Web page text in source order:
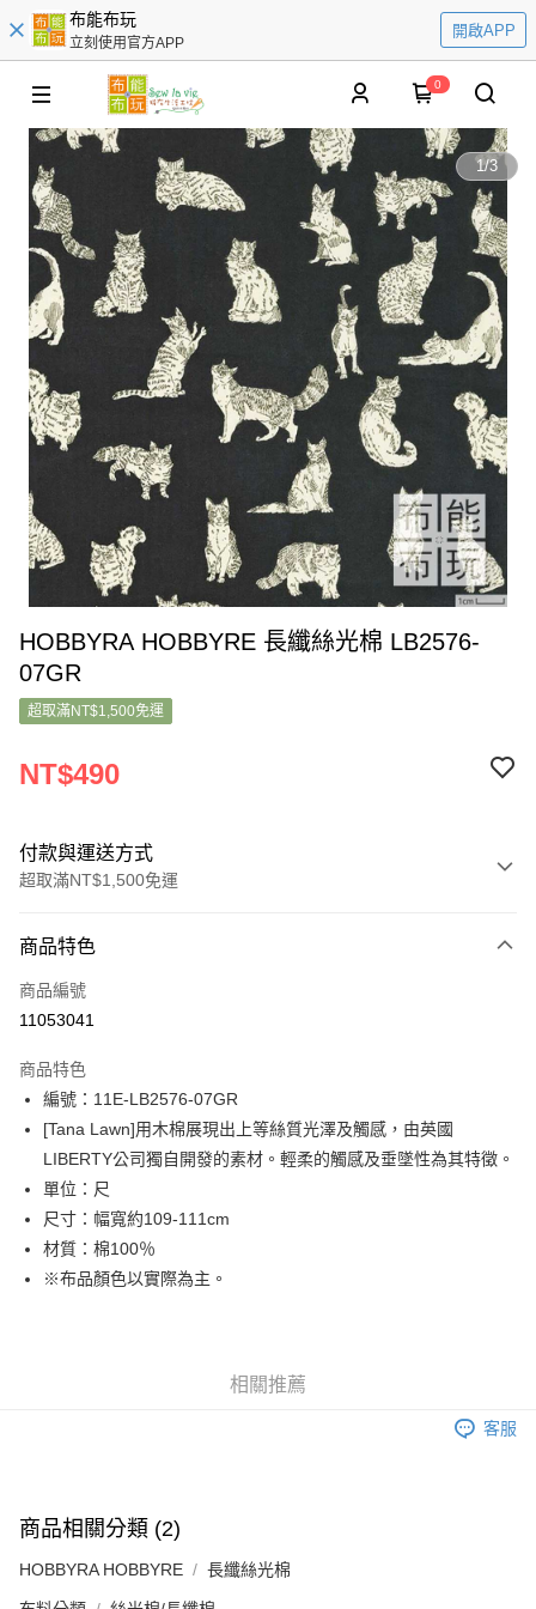
布能布玩
立刻使用官方APP
開啟APP
0
1/3
HOBBYRA HOBBYRE 長纖絲光棉 LB2576-
07GR
超取滿NT$1,500免運
NT$490
付款與運送方式
超取滿NT$1,500免運
信用卡一次付款
超商取貨付款
Apple Pay
街口支付
Google Pay
AFTEE先享後付
相關說明
【關於「AFTEE先享後付」】
３．安心：先確認商品／服務後，再付款。
３．收到繳費通知簡訊後14天內，點擊此簡訊中的連結，可透過四大超商／
ATM／網路銀行／等多元方式進行付款，方視為交易完成。
※ 請注意：結帳手續完成當下不需立刻繳費，但若您需要取消訂單，請聯絡
後付繳納相關費用。
每筆NT$150，滿NT$1,500(含以上)免運費
商品特色
商品編號
11053041
商品特色
編號：11E-LB2576-07GR
[Tana Lawn]用木棉展現出上等絲質光澤及觸感，由英國
LIBERTY公司獨自開發的素材。輕柔的觸感及垂墜性為其特徵。
單位：尺
尺寸：幅寬約109-111cm
材質：棉100％
※布品顏色以實際為主。
相關推薦
客服
商品相關分類 (2)
HOBBYRA HOBBYRE 長纖絲光棉